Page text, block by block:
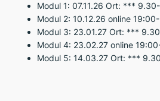
Modul 1: 07.11.26 Ort: ***
Modul 2: 10.12.26 online
Modul 3: 23.01.27 Ort: ***
Modul 4: 23.02.27 online
Modul 5: 14.03.27 Ort: ***